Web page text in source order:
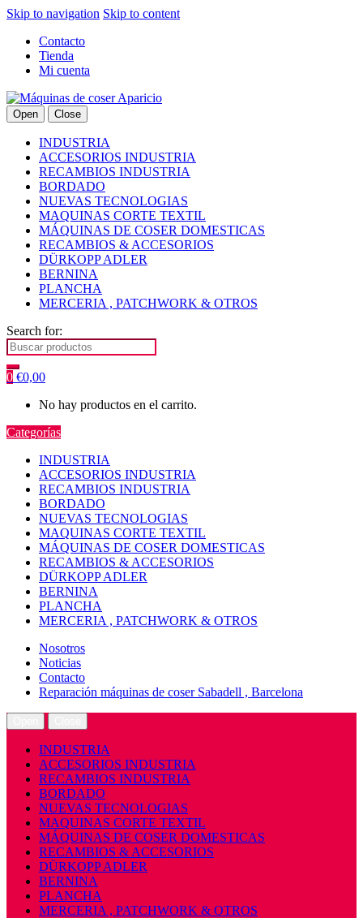
Skip to navigation Skip to content
Contacto
Tienda
Mi cuenta
Open Close
INDUSTRIA
ACCESORIOS INDUSTRIA
RECAMBIOS INDUSTRIA
BORDADO
NUEVAS TECNOLOGIAS
MAQUINAS CORTE TEXTIL
MÁQUINAS DE COSER DOMESTICAS
RECAMBIOS & ACCESORIOS
DÜRKOPP ADLER
BERNINA
PLANCHA
MERCERIA , PATCHWORK & OTROS
Search for:
0 €0,00
No hay productos en el carrito.
Categorías
INDUSTRIA
ACCESORIOS INDUSTRIA
RECAMBIOS INDUSTRIA
BORDADO
NUEVAS TECNOLOGIAS
MAQUINAS CORTE TEXTIL
MÁQUINAS DE COSER DOMESTICAS
RECAMBIOS & ACCESORIOS
DÜRKOPP ADLER
BERNINA
PLANCHA
MERCERIA , PATCHWORK & OTROS
Nosotros
Noticias
Contacto
Reparación máquinas de coser Sabadell , Barcelona
INDUSTRIA
ACCESORIOS INDUSTRIA
RECAMBIOS INDUSTRIA
BORDADO
NUEVAS TECNOLOGIAS
MAQUINAS CORTE TEXTIL
MÁQUINAS DE COSER DOMESTICAS
RECAMBIOS & ACCESORIOS
DÜRKOPP ADLER
BERNINA
PLANCHA
MERCERIA , PATCHWORK & OTROS